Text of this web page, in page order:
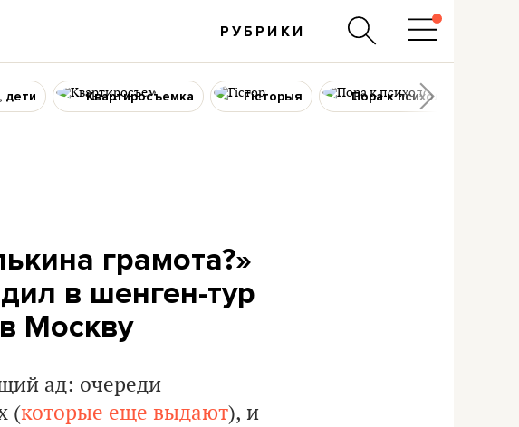
РУБРИКИ
дети Квартиросъемка Гісторыя Пора к психологу
грамота?»
в шенген-тур
Москву
ад: очереди
(которые еще выдают), и